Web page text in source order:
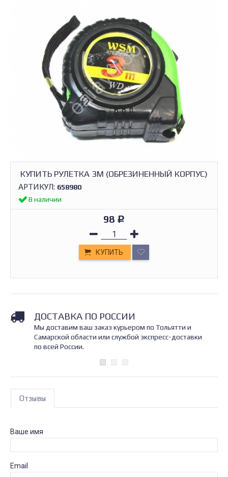
КУПИТЬ РУЛЕТКА 3М (ОБРЕЗИНЕННЫЙ КОРПУС)
АРТИКУЛ: 658980
В наличии
98 Р
КУПИТЬ
ДОСТАВКА ПО РОССИИ
Мы доставим ваш заказ курьером по Тольятти и
Самарской области или службой экспресс-доставки
по всей России.
Отзывы
Ваше имя
Email